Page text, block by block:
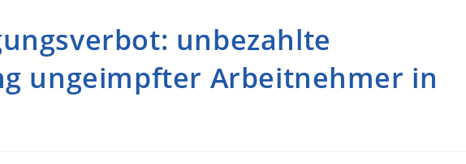
unbezahlte
ungeimpfter Arbeitnehmer in